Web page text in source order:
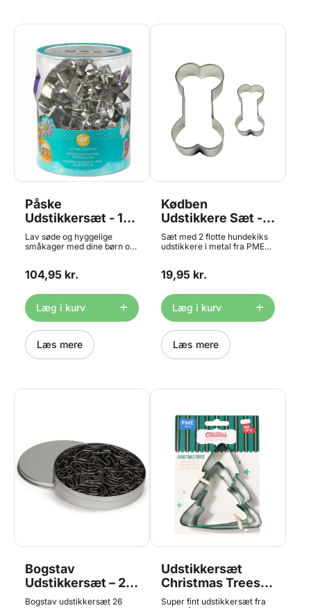
Påske
Udstikkersæt - 18
stk., Wilton
Lav søde og hyggelige
småkager med dine børn og
følgende udstikkere:
sommerfugl, vandkande,
kylling, paraply, kanin med
hængeøre, gulerod, blomst,
lam, kurv, kanin, marguerit,
hoppende kanin, sol, kors,
tulipan, jelly bean Måler ca.
7-9cm (18stk.). Materiale:
104,95 kr.
Læg i kurv
Læs mere
Kødben
Udstikkere Sæt -
4,5+8,5 cm, PME
Sæt med 2 flotte hundekiks
udstikkere i metal fra PME
Tåler ikke opvaskemaskine
OF 2
19,95 kr.
Læg i kurv
Læs mere
Bogstav
Udstikkersæt – 26
dele, Patisse
Bogstav udstikkersæt 26
Udstikkersæt
Christmas Trees -
3 stk., PME
Super fint udstikkersæt fra